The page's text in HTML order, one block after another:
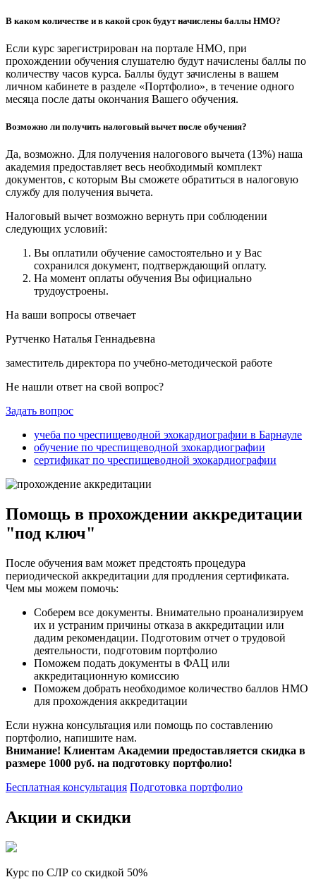
В каком количестве и в какой срок будут начислены баллы НМО?
Если курс зарегистрирован на портале НМО, при
прохождении обучения слушателю будут начислены баллы по
количеству часов курса. Баллы будут зачислены в вашем
личном кабинете в разделе «Портфолио», в течение одного
месяца после даты окончания Вашего обучения.
Возможно ли получить налоговый вычет после обучения?
Да, возможно. Для получения налогового вычета (13%) наша
академия предоставляет весь необходимый комплект
документов, с которым Вы сможете обратиться в налоговую
службу для получения вычета.
Налоговый вычет возможно вернуть при соблюдении
следующих условий:
Вы оплатили обучение самостоятельно и у Вас
сохранился документ, подтверждающий оплату.
На момент оплаты обучения Вы официально
трудоустроены.
На ваши вопросы отвечает
Рутченко Наталья Геннадьевна
заместитель директора по учебно-методической работе
Не нашли ответ на свой вопрос?
Задать вопрос
учеба по чреспищеводной эхокардиографии в Барнауле
обучение по чреспищеводной эхокардиографии
сертификат по чреспищеводной эхокардиографии
Помощь в прохождении аккредитации
"под ключ"
После обучения вам может предстоять процедура
периодической аккредитации для продления сертификата.
Чем мы можем помочь:
Соберем все документы. Внимательно проанализируем
их и устраним причины отказа в аккредитации или
дадим рекомендации. Подготовим отчет о трудовой
деятельности, подготовим портфолио
Поможем подать документы в ФАЦ или
аккредитационную комиссию
Поможем добрать необходимое количество баллов НМО
для прохождения аккредитации
Если нужна консультация или помощь по составлению
портфолио, напишите нам.
Внимание! Клиентам Академии предоставляется скидка в
размере 1000 руб. на подготовку портфолио!
Бесплатная консультация Подготовка портфолио
Акции и скидки
Курс по СЛР со скидкой 50%